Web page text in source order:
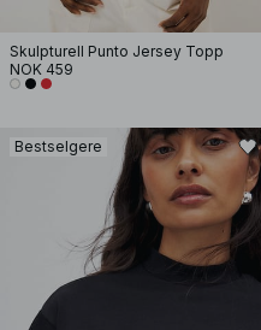
Skulpturell Punto Jersey Topp
NOK 459
Bestselgere